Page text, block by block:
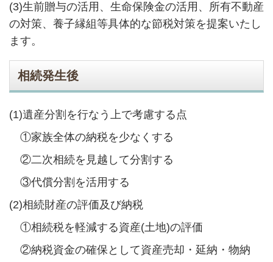
(3)生前贈与の活用、生命保険金の活用、所有不動産
の対策、養子縁組等具体的な節税対策を提案いたし
ます。
相続発生後
(1)遺産分割を行なう上で考慮する点
①家族全体の納税を少なくする
②二次相続を見越して分割する
③代償分割を活用する
(2)相続財産の評価及び納税
①相続税を軽減する資産(土地)の評価
②納税資金の確保として資産売却・延納・物納